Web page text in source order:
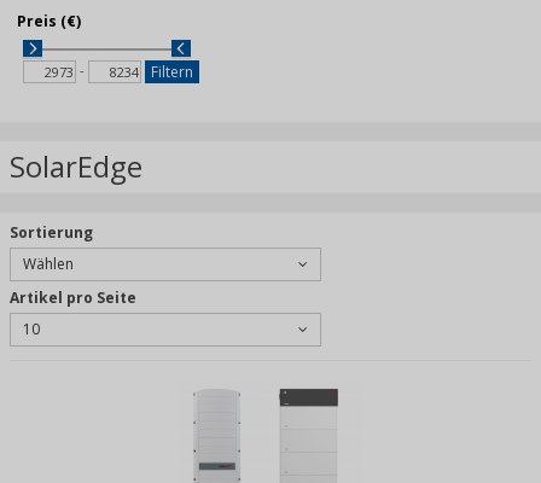
Preis (€)
- Filtern
SolarEdge
Sortierung
Wählen
Artikel pro Seite
10